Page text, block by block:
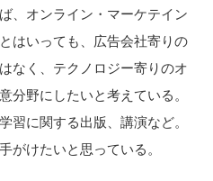
、オンライン・マーケテイン
はいっても、広告会社寄りの
なく、テクノロジー寄りのオ
分野にしたいと考えている。
に関する出版、講演など。
がけたいと思っている。